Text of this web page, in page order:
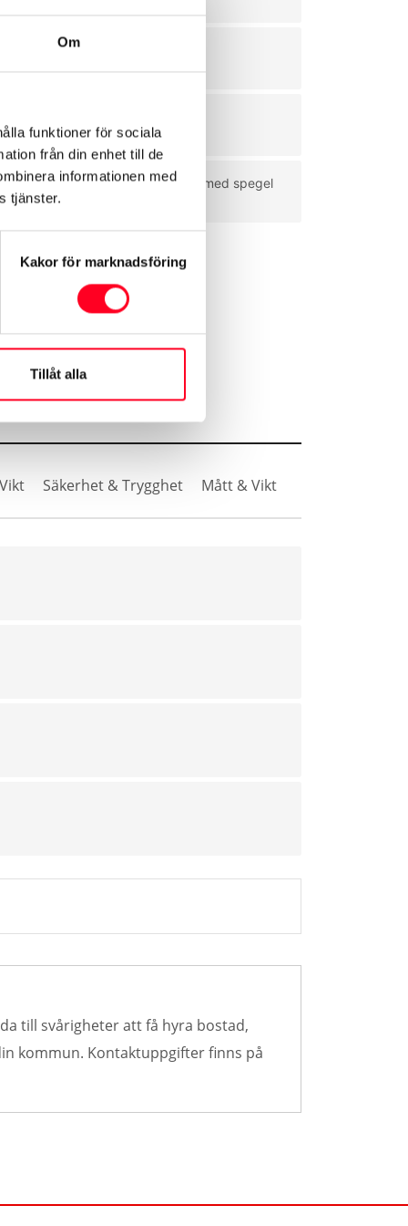
Om
funktioner för sociala
från din enhet till de
informationen med
tjänster.
Kakor för marknadsföring
Tillåt alla
Solskydd förarsida med spegel
Säkerhet & Trygghet Mått & Vikt
till svårigheter att få hyra bostad,
kommun. Kontaktuppgifter finns på